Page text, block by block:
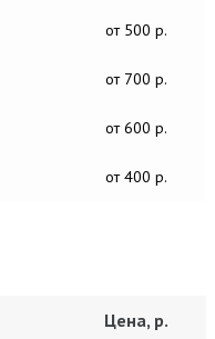
от 500 р.
от 700 р.
от 600 р.
от 400 р.
Цена, р.